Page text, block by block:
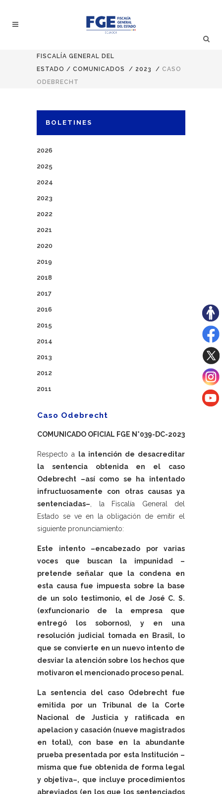
FISCALÍA GENERAL DEL
ESTADO / COMUNICADOS / 2023 / CASO
ODEBRECHT
BOLETINES
2026
2025
2024
2023
2022
2021
2020
2019
2018
2017
2016
2015
2014
2013
2012
2011
Caso Odebrecht
COMUNICADO OFICIAL FGE N°039-DC-2023
Respecto a
la intención de desacreditar
la sentencia obtenida en el caso
Odebrecht –así como se ha intentado
infructuosamente con otras causas ya
sentenciadas– , la Fiscalía General del
Estado se ve en la obligación de emitir el
siguiente pronunciamiento:
Este intento –encabezado por varias
voces que buscan la impunidad –
pretende señalar que la condena en
esta causa fue impuesta sobre la base
de un solo testimonio, el de José C. S.
(exfuncionario de la empresa que
entregó los sobornos), y en una
resolución judicial tomada en Brasil, lo
que se convierte en un nuevo intento de
desviar la atención sobre los hechos que
motivaron el mencionado proceso penal.
La sentencia del caso Odebrecht fue
emitida por un Tribunal de la Corte
Nacional de Justicia y ratificada en
apelacion y casación (nueve magistrados
en total), con base en la abundante
prueba presentada por esta Institución –
misma que fue obtenida de forma legal
y objetiva–, que incluye procedimientos
abreviados (en los que los sentenciados